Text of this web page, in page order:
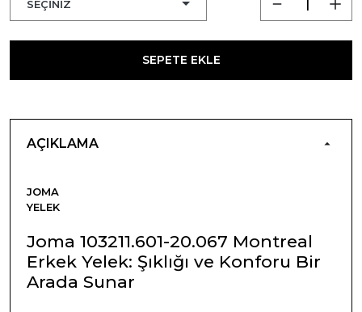
SEPETE EKLE
AÇIKLAMA
JOMA
YELEK
Joma 103211.601-20.067 Montreal
Erkek Yelek: Şıklığı ve Konforu Bir
Arada Sunar